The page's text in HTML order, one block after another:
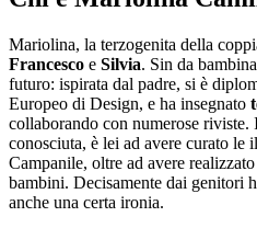
Mariolina, la terzogenita della
Francesco e Silvia. Sin da
futuro: ispirata dal padre, si è
Europeo di Design, e ha insegnato
collaborando con numerose riviste.
conosciuta, è lei ad avere curato le
Campanile, oltre ad avere
bambini. Decisamente dai genitori
anche una certa ironia.